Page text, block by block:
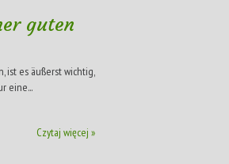
guten
ist es äußerst wichtig,
eine...
Czytaj więcej »